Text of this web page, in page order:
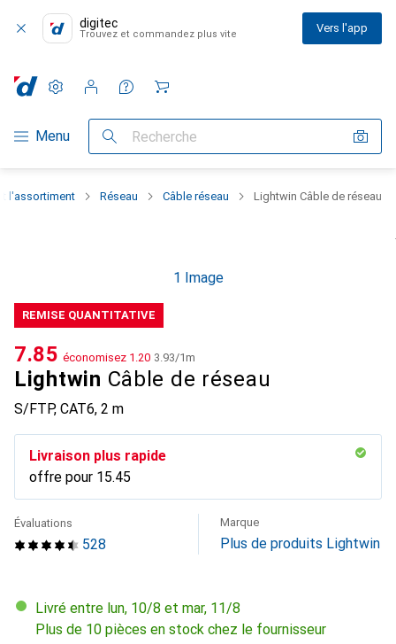
digitec
Trouvez et commandez plus vite Vers l'app
Navigation par catégorie
Menu Recherche
Paramètres
Compte client
Listes de comparaison
Listes d'envies
Panier
l'assortiment Réseau Câble réseau Lightwin Câble de réseau
1 Image
REMISE QUANTITATIVE
Lightwin Câble de réseau
S/FTP, CAT6, 2 m
CHF
7.85 économisez CHF
1.20 CHF
3.93/1m
Livraison plus rapide
offre pour CHF
15.45
528
Évaluations Marque
Plus de produits Lightwin
Livré entre lun, 10/8 et mar, 11/8
Plus de 10 pièces en stock chez le fournisseur